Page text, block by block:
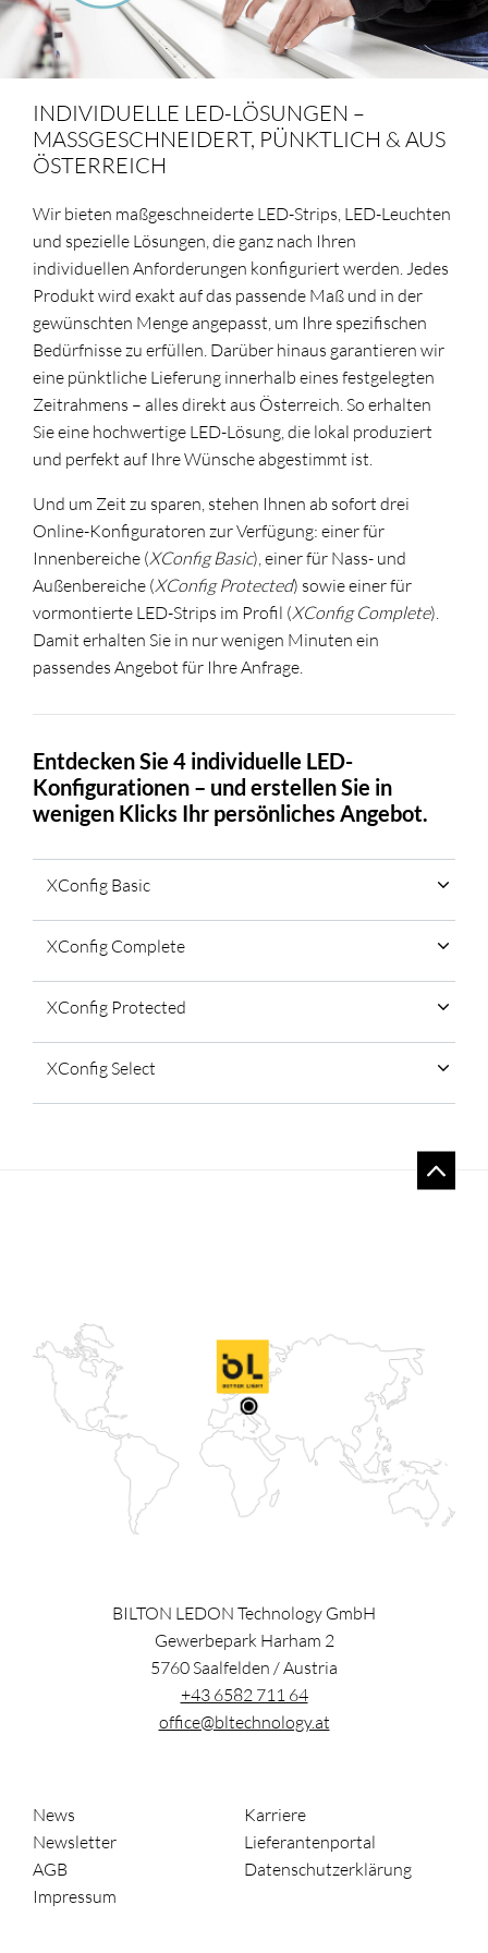
INDIVIDUELLE LED-LÖSUNGEN –
MASSGESCHNEIDERT, PÜNKTLICH & AUS Ö
STERREICH
Wir bieten maßgeschneiderte LED-Strips, LED-Leuchten
und spezielle Lösungen, die ganz nach Ihren
individuellen Anforderungen konfiguriert werden. Jedes
Produkt wird exakt auf das passende Maß und in der
gewünschten Menge angepasst, um Ihre spezifischen
Bedürfnisse zu erfüllen. Darüber hinaus garantieren wir
eine pünktliche Lieferung innerhalb eines festgelegten
Zeitrahmens – alles direkt aus Österreich. So erhalten
Sie eine hochwertige LED-Lösung, die lokal produziert
und perfekt auf Ihre Wünsche abgestimmt ist.
Und um Zeit zu sparen, stehen Ihnen ab sofort drei
Online-Konfiguratoren zur Verfügung: einer für
Innenbereiche (XConfig Basic), einer für Nass- und
Außenbereiche (XConfig Protected) sowie einer für
vormontierte LED-Strips im Profil (XConfig Complete).
Damit erhalten Sie in nur wenigen Minuten ein
passendes Angebot für Ihre Anfrage.
Entdecken Sie 4 individuelle LED-
Konfigurationen – und erstellen Sie in
wenigen Klicks Ihr persönliches Angebot.
XConfig Basic
XConfig Complete
XConfig Protected
XConfig Select
BILTON LEDON Technology GmbH
Gewerbepark Harham 2
5760Saalfelden /Austria
+43 6582 711 64
office@bltechnology.at
News
Karriere
Newsletter
Lieferantenportal
AGB
Datenschutzerklärung
Impressum